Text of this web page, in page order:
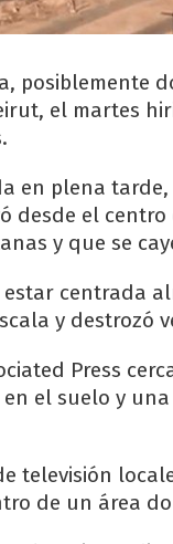
posiblemente
el martes
en plena
desde el
y que se
estar centrada
y destrozó
Press
el suelo y
televisión
de un área